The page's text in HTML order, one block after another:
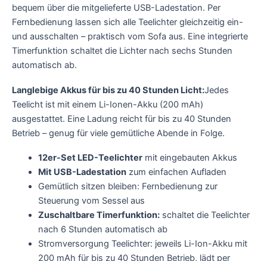
bequem über die mitgelieferte USB-Ladestation. Per
Fernbedienung lassen sich alle Teelichter gleichzeitig ein-
und ausschalten – praktisch vom Sofa aus. Eine integrierte
Timerfunktion schaltet die Lichter nach sechs Stunden
automatisch ab.
Langlebige Akkus für bis zu 40 Stunden Licht:Jedes
Teelicht ist mit einem Li-Ionen-Akku (200 mAh)
ausgestattet. Eine Ladung reicht für bis zu 40 Stunden
Betrieb – genug für viele gemütliche Abende in Folge.
12er-Set LED-Teelichtermit eingebauten Akkus
Mit USB-Ladestationzum einfachen Aufladen
Gemütlich sitzen bleiben: Fernbedienung zur
Steuerung vom Sessel aus
Zuschaltbare Timerfunktion:schaltet die Teelichter
nach 6 Stunden automatisch ab
Stromversorgung Teelichter: jeweils Li-Ion-Akku mit
200 mAh für bis zu 40 Stunden Betrieb, lädt per